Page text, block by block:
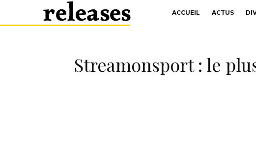
ACCUEIL ACTUS
Streamonsport : le